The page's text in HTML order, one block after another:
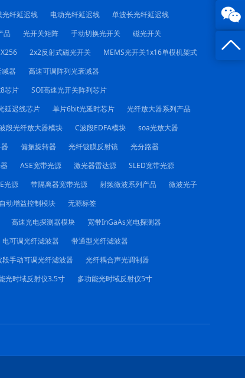
线咨询
0816 -
光纤延迟线 电动光纤延迟线
单波长光纤延迟线
品 光开关矩阵 手动切换光开关
磁光开关
2x2反射式磁光开关
MEMS光开关1x16单模机架式
减器
高速可调阵列光衰减器
芯片
SOI高速光开关阵列芯片
延迟线芯片 单片6bit光延时芯片
光纤放大器系列产品
段光纤放大器模块 C波段EDFA模块
soa光放大器
偏振旋转器 光纤镀膜反射镜
光分路器
ASE宽带光源 激光器雷达源
SLED宽带光源
光源 带隔离器宽带光源 射频微波系列产品
微波光子
动增益控制模块
无源标签
高速光电探测器模块
宽带InGaAs光电探测器
电可调光纤滤波器
带通型光纤滤波器
段手动可调光纤滤波器
光纤耦合声光调制器
光时域反射仪3.5寸
多功能光时域反射仪5寸